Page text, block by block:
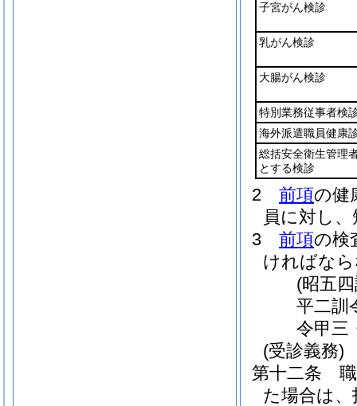
子宮がん検診
乳がん検診
大腸がん検診
特別業務従事者検
海外派遣職員健康
総括安全衛生管理
とする検診
2 前項の健
員に対し
3
前項の検
ければな
(昭五
平二訓
令甲三
(受診義務)
第十二条
た場合は